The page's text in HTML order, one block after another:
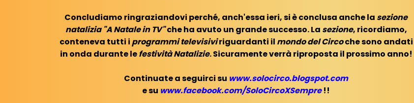
Concludiamo ringraziandovi perché, anch'essa ieri, si è conclusa anche la sezione
natalizia "A Natale in TV"che ha avuto un grande successo. La sezione, ricordiamo,
conteneva tutti iprogrammi televisiviriguardanti il mondo del Circoche sono andati
in onda durante lefestività Natalizie. Sicuramente verrà riproposta il prossimo anno!
Continuate a seguirci su www.solocirco.blogspot.com
e su www.facebook.com/SoloCircoXSempre!!